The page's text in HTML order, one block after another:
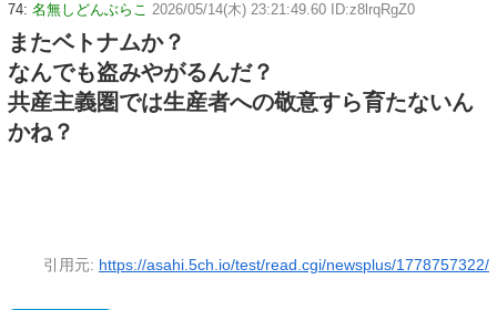
74: 名無しどんぶらこ 2026/05/14(木) 23:21:49.60 ID:z8lrqRgZ0
またベトナムか？
なんでも盗みやがるんだ？
共産主義圏では生産者への敬意すら育たないん
かね？
引用元: https://asahi.5ch.io/test/read.cgi/newsplus/1778757322/